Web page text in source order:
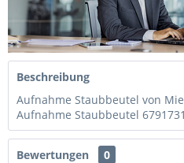
Beschreibung
Aufnahme Staubbeutel von
Aufnahme Staubbeutel 6791731
Bewertungen
0